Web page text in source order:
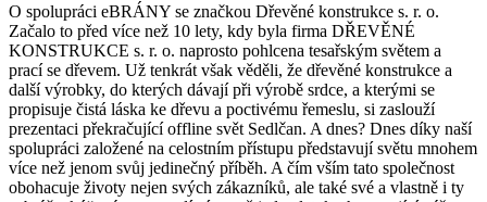
O spolupráci eBRÁNY se značkou Dřevěné konstrukce s. r. o.
Začalo to před více než 10 lety, kdy byla firma DŘEVĚNÉ
KONSTRUKCE s. r. o. naprosto pohlcena tesařským světem a
prací se dřevem. Už tenkrát však věděli, že dřevěné konstrukce a
další výrobky, do kterých dávají při výrobě srdce, a kterými se
propisuje čistá láska ke dřevu a poctivému řemeslu, si zaslouží
prezentaci překračující offline svět Sedlčan. A dnes? Dnes díky naší
spolupráci založené na celostním přístupu představují světu mnohem
více než jenom svůj jedinečný příběh. A čím vším tato společnost
obohacuje životy nejen svých zákazníků, ale také své a vlastně i ty